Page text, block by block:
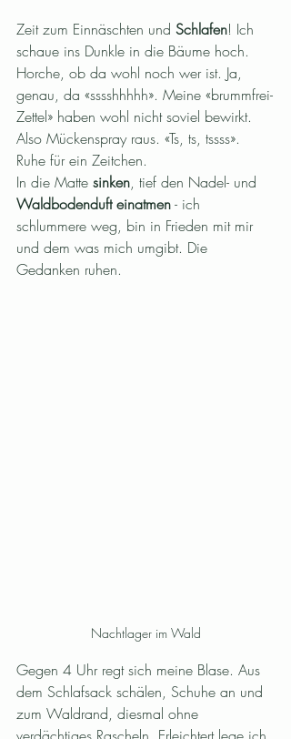
Zeit zum Einnäschten und Schlafen! Ich
schaue ins Dunkle in die Bäume hoch.
Horche, ob da wohl noch wer ist. Ja,
genau, da «sssshhhhh». Meine «brummfrei-
Zettel» haben wohl nicht soviel bewirkt.
Also Mückenspray raus. «Ts, ts, tssss».
Ruhe für ein Zeitchen.
In die Matte sinken, tief den Nadel- und
Waldbodenduft einatmen - ich
schlummere weg, bin in Frieden mit mir
und dem was mich umgibt. Die
Gedanken ruhen.
Nachtlager im Wald
Gegen 4 Uhr regt sich meine Blase. Aus
dem Schlafsack schälen, Schuhe an und
zum Waldrand, diesmal ohne